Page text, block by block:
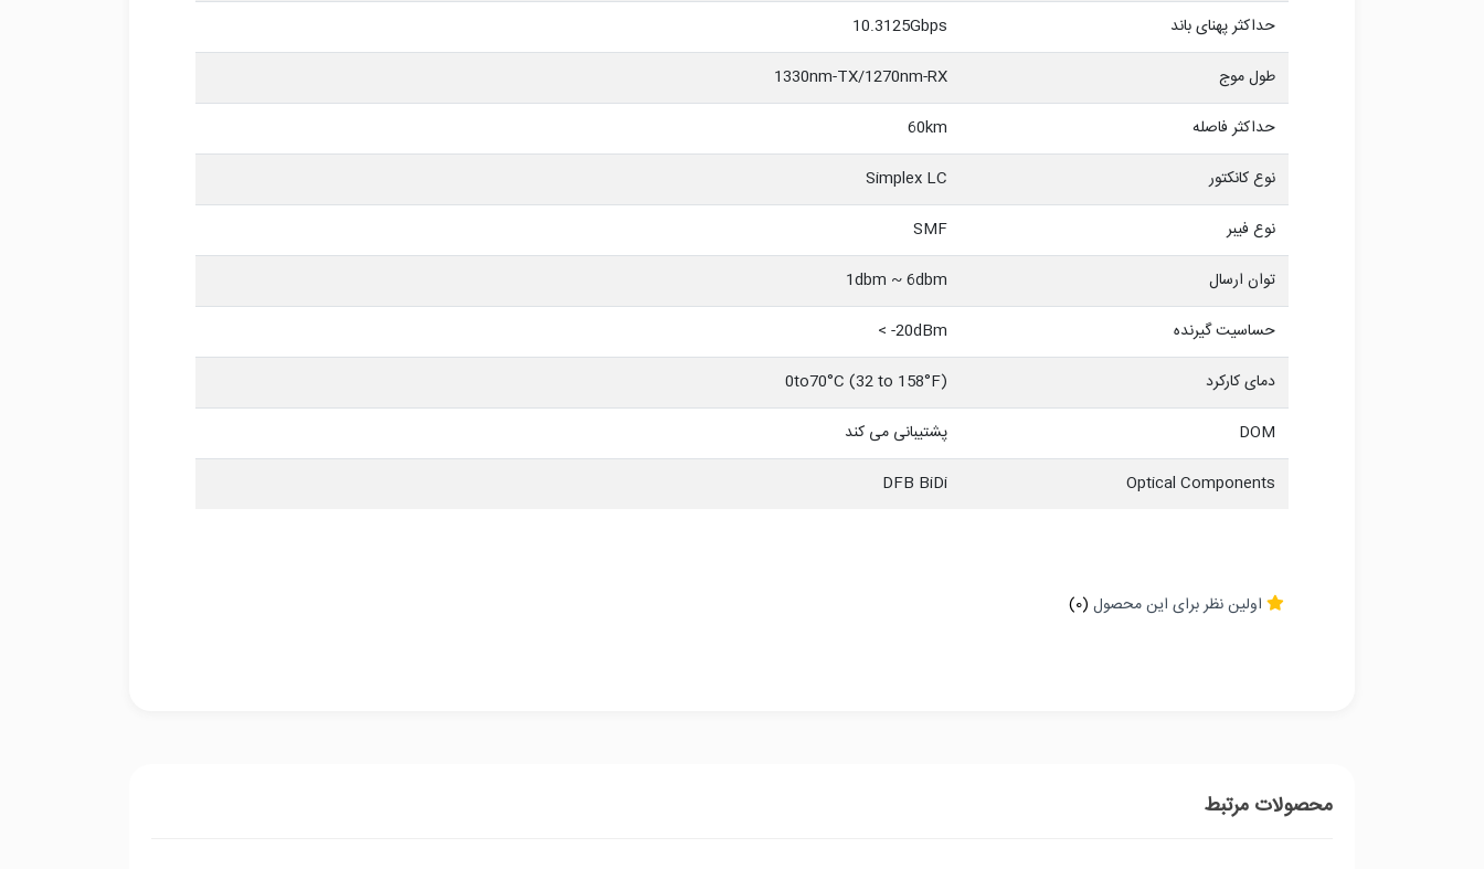
حداکثر پهنای باند
10.3125Gbps
طول موج
1330nm-TX/1270nm-RX
حداکثر فاصله
60km
نوع کانکتور
Simplex LC
نوع فیبر
SMF
توان ارسال
1dbm ~ 6dbm
حساسیت گیرنده
20dBm- >
دمای کارکرد
0to70°C (32 to 158°F)
DOM
پشتیبانی می کند
Optical Components
DFB BiDi
اولین نظر برای این محصول (0)
محصولات مرتبط